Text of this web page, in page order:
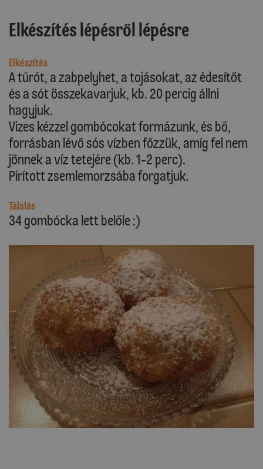
Elkészítés lépésről lépésre
Elkészítés
A túrót, a zabpelyhet, a tojásokat, az édesítőt
és a sót összekavarjuk, kb. 20 percig állni
hagyjuk.
Vizes kézzel gombócokat formázunk, és bő,
forrásban lévő sós vízben főzzük, amíg fel nem
jönnek a víz tetejére (kb. 1-2 perc).
Pirított zsemlemorzsába forgatjuk.
Tálalás
34 gombócka lett belőle :)